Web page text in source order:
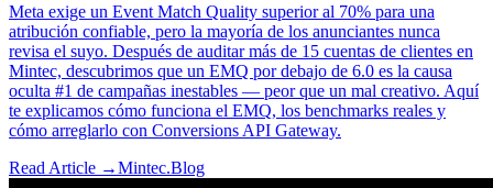
Meta exige un Event Match Quality superior al 70% para una
atribución confiable, pero la mayoría de los anunciantes nunca
revisa el suyo. Después de auditar más de 15 cuentas de clientes en
Mintec, descubrimos que un EMQ por debajo de 6.0 es la causa
oculta #1 de campañas inestables — peor que un mal creativo. Aquí
te explicamos cómo funciona el EMQ, los benchmarks reales y
cómo arreglarlo con Conversions API Gateway.
Read Article →Mintec.Blog